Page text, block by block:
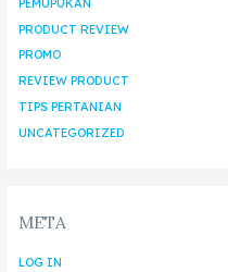
PEMUPUKAN
PRODUCT REVIEW
PROMO
REVIEW PRODUCT
TIPS PERTANIAN
UNCATEGORIZED
META
LOG IN